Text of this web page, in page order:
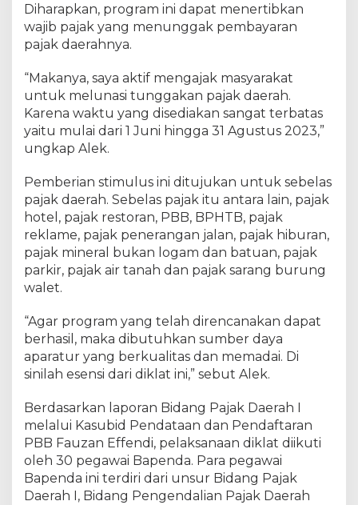
Diharapkan, program ini dapat menertibkan
wajib pajak yang menunggak pembayaran
pajak daerahnya.
“Makanya, saya aktif mengajak masyarakat
untuk melunasi tunggakan pajak daerah.
Karena waktu yang disediakan sangat terbatas
yaitu mulai dari 1 Juni hingga 31 Agustus 2023,”
ungkap Alek.
Pemberian stimulus ini ditujukan untuk sebelas
pajak daerah. Sebelas pajak itu antara lain, pajak
hotel, pajak restoran, PBB, BPHTB, pajak
reklame, pajak penerangan jalan, pajak hiburan,
pajak mineral bukan logam dan batuan, pajak
parkir, pajak air tanah dan pajak sarang burung
walet.
“Agar program yang telah direncanakan dapat
berhasil, maka dibutuhkan sumber daya
aparatur yang berkualitas dan memadai. Di
sinilah esensi dari diklat ini,” sebut Alek.
Berdasarkan laporan Bidang Pajak Daerah I
melalui Kasubid Pendataan dan Pendaftaran
PBB Fauzan Effendi, pelaksanaan diklat diikuti
oleh 30 pegawai Bapenda. Para pegawai
Bapenda ini terdiri dari unsur Bidang Pajak
Daerah I, Bidang Pengendalian Pajak Daerah